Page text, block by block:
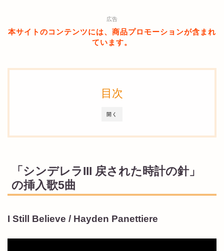
広告
本サイトのコンテンツには、商品プロモーションが含まれ
ています。
開く
目次
「シンデレラIII 戻された時計の針」
の挿入歌5曲
I Still Believe / Hayden Panettiere